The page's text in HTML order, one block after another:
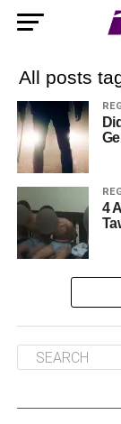
All posts
4